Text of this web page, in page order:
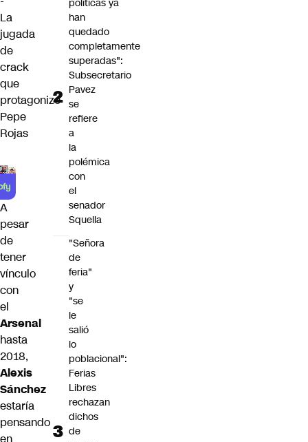
La
jugada
de
crack
que
protagonizó
Pepe
Rojas
A
pesar
de
tener
vínculo
con
el
Arsenal
hasta
2018,
Alexis
Sánchez
estaría
pensando
políticas ya
han
quedado
completamente
superadas":
Subsecretario
Pavez
se
refiere
a
la
polémica
con
el
senador
Squella
"Señora
de
feria"
y
"se
le
salió
lo
poblacional":
Ferias
Libres
rechazan
dichos
de